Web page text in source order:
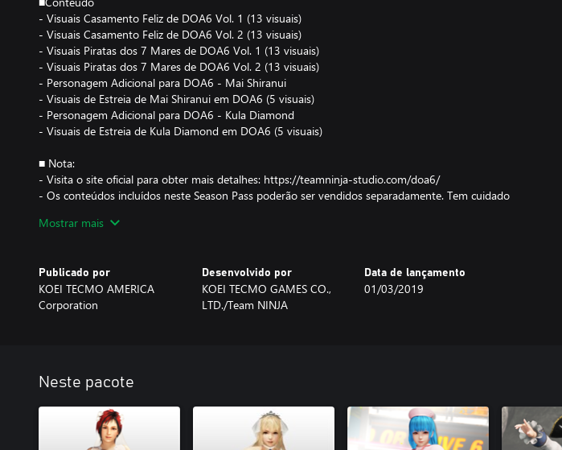
- Visuais Casamento Feliz de DOA6 Vol. 1 (13 visuais)
- Visuais Casamento Feliz de DOA6 Vol. 2 (13 visuais)
- Visuais Piratas dos 7 Mares de DOA6 Vol. 1 (13 visuais)
- Visuais Piratas dos 7 Mares de DOA6 Vol. 2 (13 visuais)
- Personagem Adicional para DOA6 - Mai Shiranui
- Visuais de Estreia de Mai Shiranui em DOA6 (5 visuais)
- Personagem Adicional para DOA6 - Kula Diamond
- Visuais de Estreia de Kula Diamond em DOA6 (5 visuais)
■ Nota:
- Visita o site oficial para obter mais detalhes: https://teamninja-studio.com/doa6/
- Os conteúdos incluídos neste Season Pass poderão ser vendidos separadamente. Tem cuidado
- Tens de comprar as personagens antes de poderes usar os seus visuais.
Mostrar mais
Publicado por
KOEI TECMO AMERICA
Corporation
Desenvolvido por
KOEI TECMO GAMES CO.,
LTD./Team NINJA
Data de lançamento
01/03/2019
Neste pacote